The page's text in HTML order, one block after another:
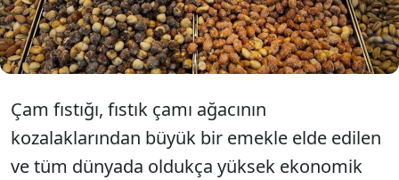
tarım ürünleri arasında yer alıyor.
Çam fıstığı, fıstık çamı ağacının
kozalaklarından büyük bir emekle elde edilen
ve tüm dünyada oldukça yüksek ekonomik